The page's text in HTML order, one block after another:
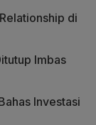
di
Imbas
Investasi